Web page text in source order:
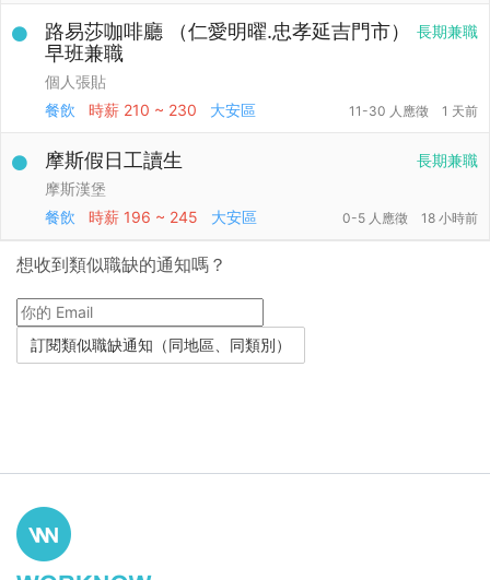
長期兼職
路易莎咖啡廳 （仁愛明曜.忠孝延吉門市）
早班兼職
個人張貼
餐飲
時薪 210 ~ 230 大安區 11-30 人應徵 1 天前
長期兼職
摩斯假日工讀生
摩斯漢堡
餐飲
時薪 196 ~ 245 大安區 0-5 人應徵 18 小時前
想收到類似職缺的通知嗎？